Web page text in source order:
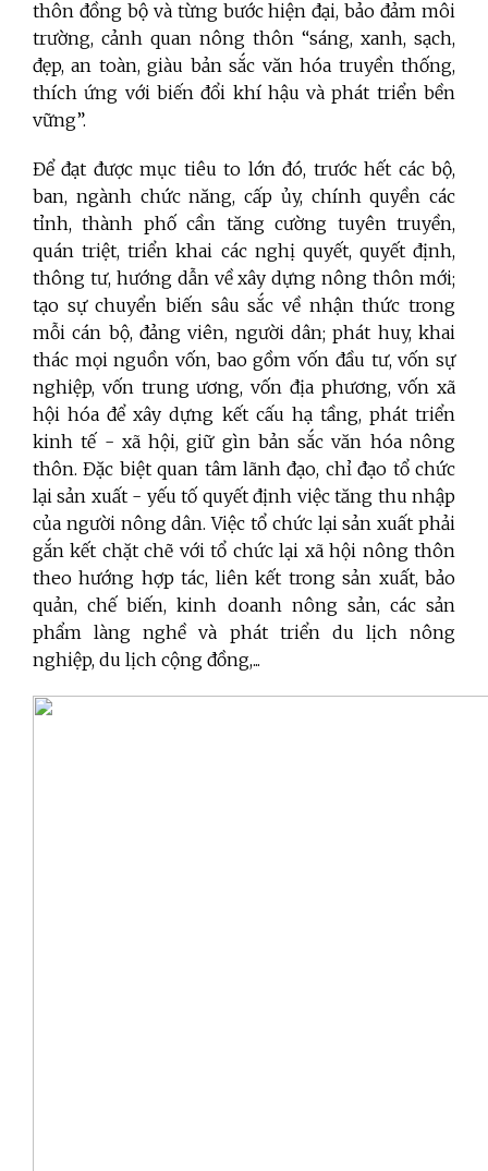
thôn đồng bộ và từng bước hiện đại, bảo đảm môi
trường, cảnh quan nông thôn “sáng, xanh, sạch,
đẹp, an toàn, giàu bản sắc văn hóa truyền thống,
thích ứng với biến đổi khí hậu và phát triển bền
vững”.
Để đạt được mục tiêu to lớn đó, trước hết các bộ,
ban, ngành chức năng, cấp ủy, chính quyền các
tỉnh, thành phố cần tăng cường tuyên truyền,
quán triệt, triển khai các nghị quyết, quyết định,
thông tư, hướng dẫn về xây dựng nông thôn mới;
tạo sự chuyển biến sâu sắc về nhận thức trong
mỗi cán bộ, đảng viên, người dân; phát huy, khai
thác mọi nguồn vốn, bao gồm vốn đầu tư, vốn sự
nghiệp, vốn trung ương, vốn địa phương, vốn xã
hội hóa để xây dựng kết cấu hạ tầng, phát triển
kinh tế - xã hội, giữ gìn bản sắc văn hóa nông
thôn. Đặc biệt quan tâm lãnh đạo, chỉ đạo tổ chức
lại sản xuất - yếu tố quyết định việc tăng thu nhập
của người nông dân. Việc tổ chức lại sản xuất phải
gắn kết chặt chẽ với tổ chức lại xã hội nông thôn
theo hướng hợp tác, liên kết trong sản xuất, bảo
quản, chế biến, kinh doanh nông sản, các sản
phẩm làng nghề và phát triển du lịch nông
nghiệp, du lịch cộng đồng,...